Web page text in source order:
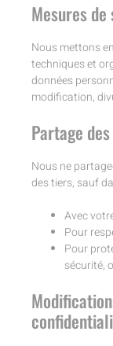
Mesures
Nous mettons
techniques et
données
modification,
Partage
Nous ne
des tiers, sauf
Avec
Pour
Pour
sécurité,